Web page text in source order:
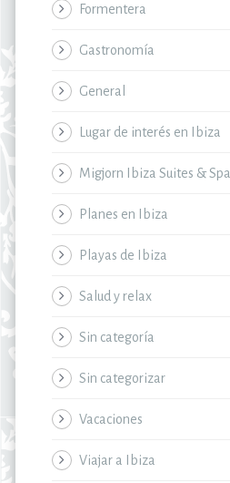
Formentera
Gastronomía
General
Lugar de interés en Ibiza
Migjorn Ibiza Suites & Spa
Planes en Ibiza
Playas de Ibiza
Salud y relax
Sin categoría
Sin categorizar
Vacaciones
Viajar a Ibiza